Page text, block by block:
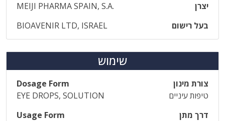
יצרן
MEIJI PHARMA SPAIN, S.A.
בעל רישום
BIOAVENIR LTD, ISRAEL
שימוש
צורת מינון
Dosage Form
טיפות עיניים
EYE DROPS, SOLUTION
דרך מתן
Usage Form